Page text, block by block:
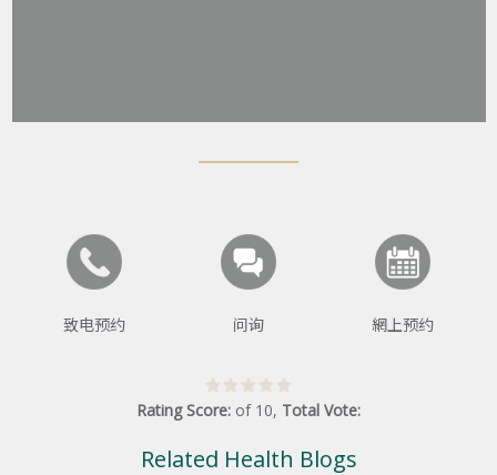
致电预约 问询 網上预约
Rating Score: of 10, Total Vote:
Related Health Blogs